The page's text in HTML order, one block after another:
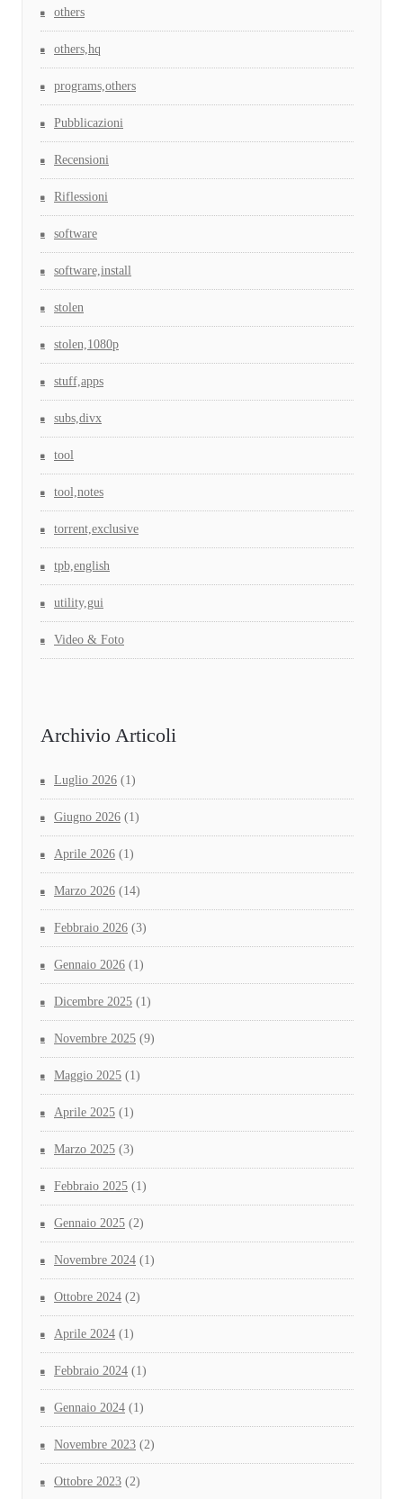
others
others,hq
programs,others
Pubblicazioni
Recensioni
Riflessioni
software
software,install
stolen
stolen,1080p
stuff,apps
subs,divx
tool
tool,notes
torrent,exclusive
tpb,english
utility,gui
Video & Foto
Archivio Articoli
Luglio 2026 (1)
Giugno 2026 (1)
Aprile 2026 (1)
Marzo 2026 (14)
Febbraio 2026 (3)
Gennaio 2026 (1)
Dicembre 2025 (1)
Novembre 2025 (9)
Maggio 2025 (1)
Aprile 2025 (1)
Marzo 2025 (3)
Febbraio 2025 (1)
Gennaio 2025 (2)
Novembre 2024 (1)
Ottobre 2024 (2)
Aprile 2024 (1)
Febbraio 2024 (1)
Gennaio 2024 (1)
Novembre 2023 (2)
Ottobre 2023 (2)